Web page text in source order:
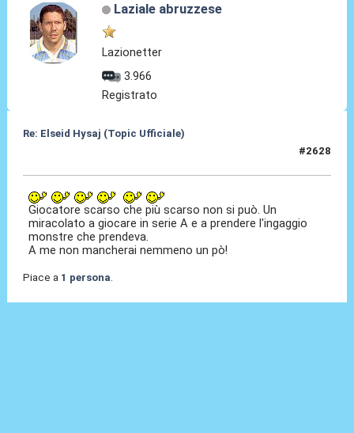
Laziale abruzzese
Lazionetter
3.966
Registrato
Re: Elseid Hysaj (Topic Ufficiale)
#2628
Giocatore scarso che più scarso non si può. Un
miracolato a giocare in serie A e a prendere l'ingaggio
monstre che prendeva.
A me non mancherai nemmeno un pò!
Piace a 1 persona.